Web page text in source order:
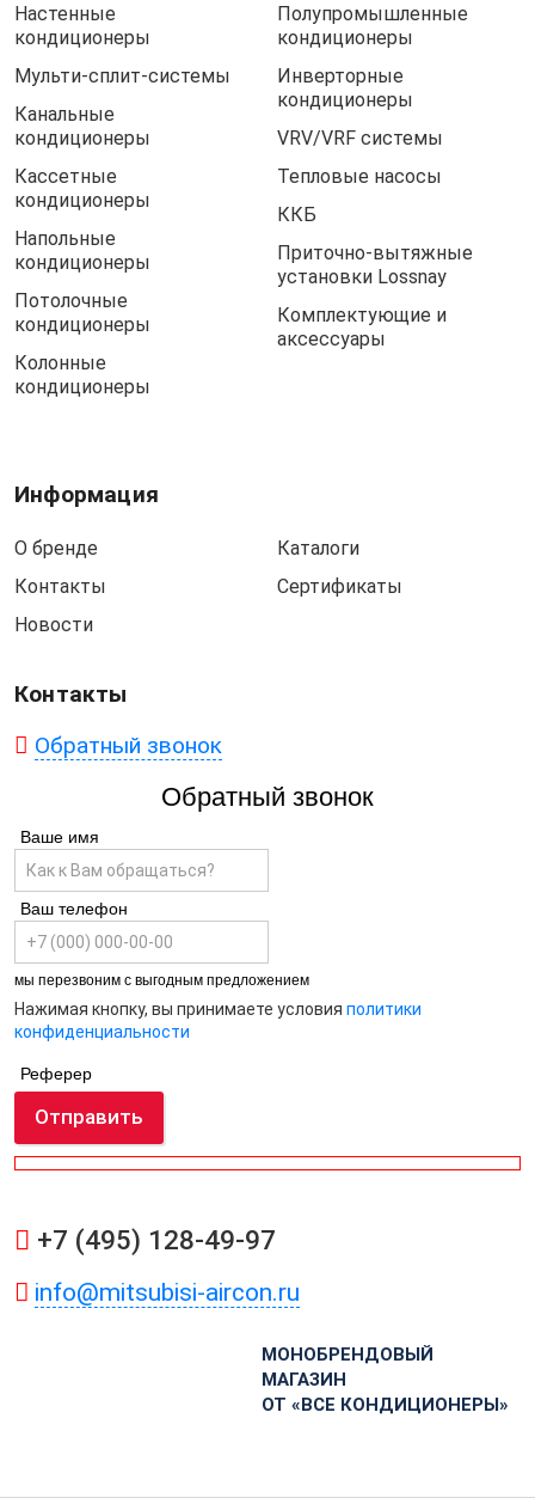
Настенные
кондиционеры
Мульти-сплит-системы
Канальные
кондиционеры
Кассетные
кондиционеры
Напольные
кондиционеры
Потолочные
кондиционеры
Колонные
кондиционеры
Полупромышленные
кондиционеры
Инверторные
кондиционеры
VRV/VRF системы
Тепловые насосы
ККБ
Приточно-вытяжные
установки Lossnay
Комплектующие и
аксессуары
Информация
О бренде
Контакты
Новости
Каталоги
Сертификаты
Контакты
Обратный звонок
Обратный звонок
Ваше имя
Ваш телефон
мы перезвоним с выгодным предложением
Нажимая кнопку, вы принимаете условия политики
конфиденциальности
Реферер
Отправить
+7 (495) 128-49-97
info@mitsubisi-aircon.ru
МОНОБРЕНДОВЫЙ
МАГАЗИН
ОТ «ВСЕ КОНДИЦИОНЕРЫ»